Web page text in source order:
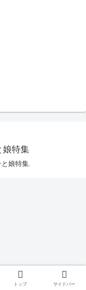
娘特集
娘特集.
トップ サイドバー